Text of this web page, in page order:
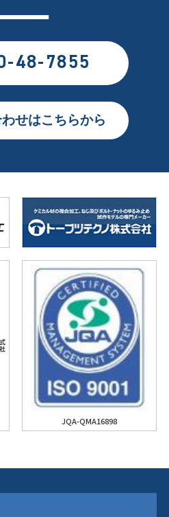
48-7855
せはこちらから
JQA-QMA16898